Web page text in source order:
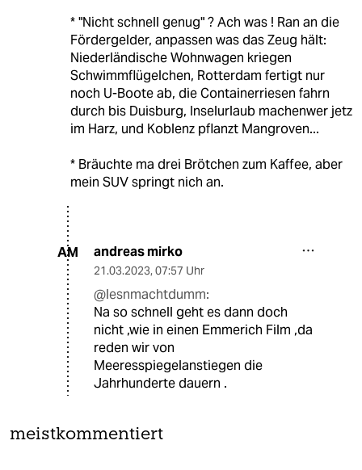
* "Nicht schnell genug" ? Ach was ! Ran an die
Fördergelder, anpassen was das Zeug hält:
Niederländische Wohnwagen kriegen
Schwimmflügelchen, Rotterdam fertigt nur
noch U-Boote ab, die Containerriesen fahrn
durch bis Duisburg, Inselurlaub machenwer jetz
im Harz, und Koblenz pflanzt Mangroven...
* Bräuchte ma drei Brötchen zum Kaffee, aber
mein SUV springt nich an.
AM andreas mirko
21.03.2023, 07:57 Uhr
@lesnmachtdumm:
Na so schnell geht es dann doch
nicht ,wie in einen Emmerich Film ,da
reden wir von
Meeresspiegelanstiegen die
Jahrhunderte dauern .
meistkommentiert